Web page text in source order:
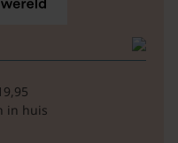
in huis